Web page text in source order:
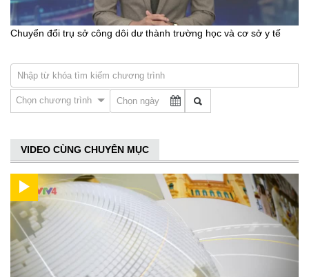
Chuyển đổi trụ sở công dôi dư thành trường học và cơ sở y tế
Chọn chương trình
VIDEO CÙNG CHUYÊN MỤC